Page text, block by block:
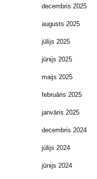
decembris 2025
augusts 2025
jūlijs 2025
jūnijs 2025
maijs 2025
februāris 2025
janvāris 2025
decembris 2024
jūlijs 2024
jūnijs 2024